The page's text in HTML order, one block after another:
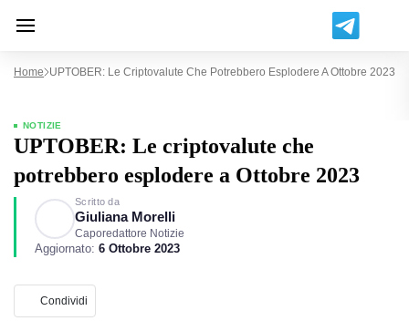
Home UPTOBER: Le Criptovalute Che Potrebbero Esplodere A Ottobre 2023
NOTIZIE
UPTOBER: Le criptovalute che
potrebbero esplodere a Ottobre 2023
Scritto da
Giuliana Morelli
Caporedattore Notizie
Aggiornato: 6 Ottobre 2023
Condividi